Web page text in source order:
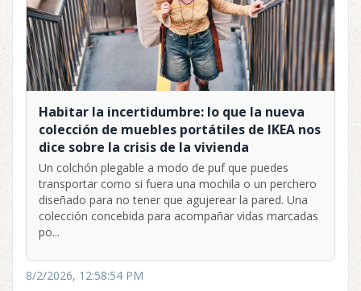
Habitar la incertidumbre: lo que la nueva
colección de muebles portátiles de IKEA nos
dice sobre la crisis de la vivienda
Un colchón plegable a modo de puf que puedes
transportar como si fuera una mochila o un perchero
diseñado para no tener que agujerear la pared. Una
colección concebida para acompañar vidas marcadas
po...
8/2/2026, 12:58:54 PM